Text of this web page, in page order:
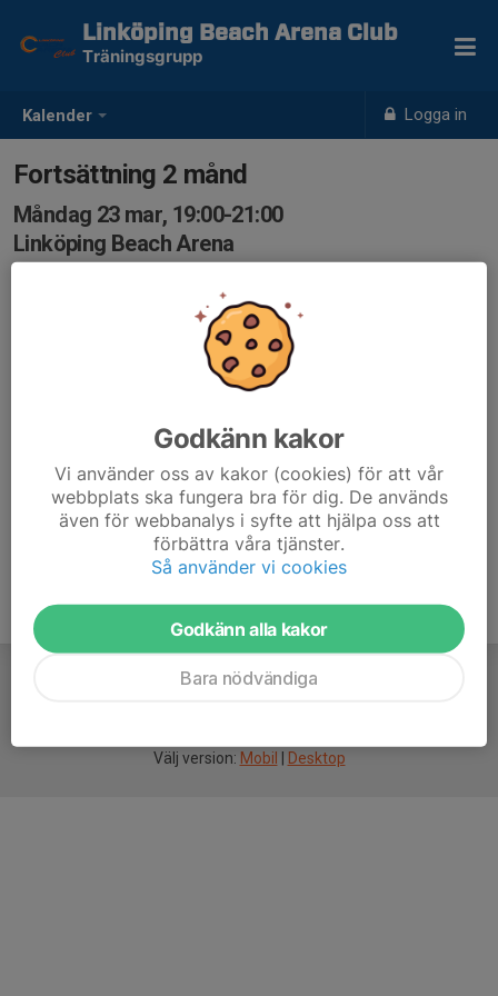
Kalender Logga in
Linköping Beach Arena Club
Träningsgrupp
Fortsättning 2 månd
Måndag 23 mar, 19:00-21:00
Linköping Beach Arena
Välj version: Mobil Desktop
Godkänn kakor
Vi använder oss av kakor (cookies) för att vår
webbplats ska fungera bra för dig. De används
även för webbanalys i syfte att hjälpa oss att
förbättra våra tjänster.
Så använder vi cookies
Godkänn alla kakor
Bara nödvändiga